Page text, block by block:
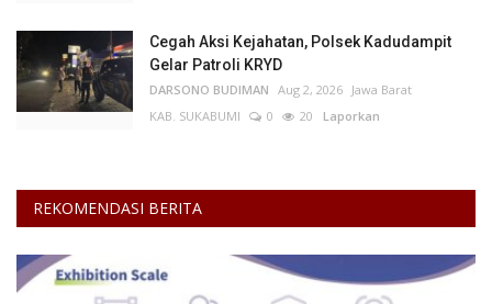
Cegah Aksi Kejahatan, Polsek Kadudampit
Gelar Patroli KRYD
DARSONO BUDIMAN Aug 2, 2026 Jawa Barat
KAB. SUKABUMI
0 20 Laporkan
REKOMENDASI BERITA